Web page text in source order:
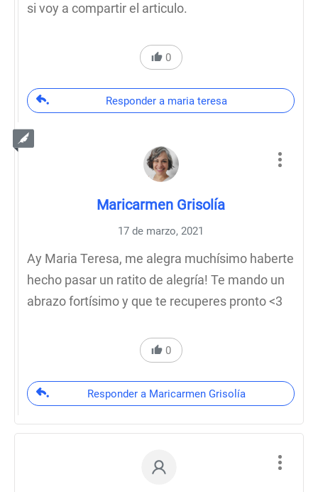
si voy a compartir el articulo.
0
Responder a maria teresa
Maricarmen Grisolía
17 de marzo, 2021
Ay Maria Teresa, me alegra muchísimo haberte
hecho pasar un ratito de alegría! Te mando un
abrazo fortísimo y que te recuperes pronto <3
0
Responder a Maricarmen Grisolía